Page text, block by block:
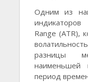
Одним из
Range (ATR),
разницы
наименьшей
период